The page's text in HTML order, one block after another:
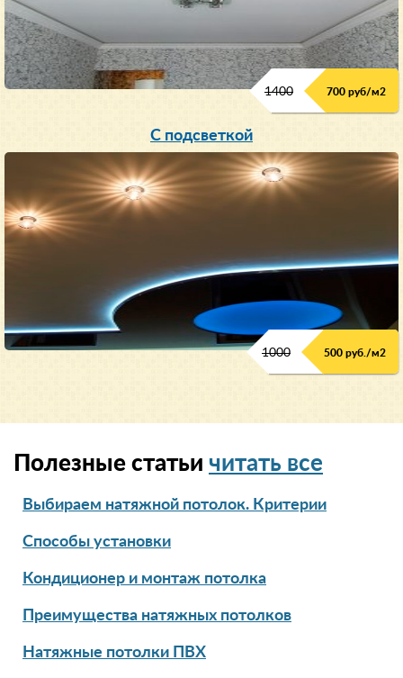
1400 700 руб/м2
С подсветкой
1000 500 руб./м2
Полезные статьи читать все
Выбираем натяжной потолок. Критерии
Способы установки
Кондиционер и монтаж потолка
Преимущества натяжных потолков
Натяжные потолки ПВХ